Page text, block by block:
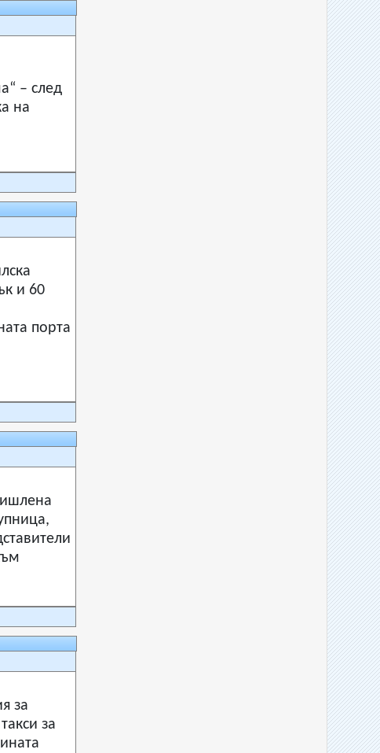
– след
на
и 60
порта
за
за